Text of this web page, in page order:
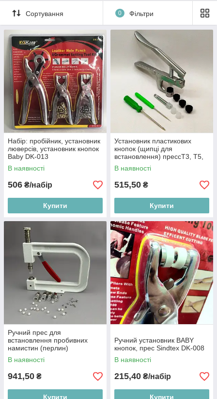
Сортування 0 Фільтри
Набір: пробійник, установник
люверсів, установник кнопок
Baby DK-013
В наявності
506 ₴/набір
Купити
Установник пластикових
кнопок (щипці для
встановлення) прессТ3, Т5,
Т8
В наявності
515,50 ₴
Купити
Ручний прес для
встановлення пробивних
намистин (перлин)
В наявності
941,50 ₴
Купити
Ручний установник BABY
кнопок, прес Sindtex DK-008
В наявності
215,40 ₴/набір
Купити